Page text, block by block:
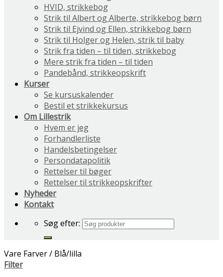
HVID, strikkebog
Strik til Albert og Alberte, strikkebog børn
Strik til Ejvind og Ellen, strikkebog børn
Strik til Holger og Helen, strik til baby
Strik fra tiden – til tiden, strikkebog
Mere strik fra tiden – til tiden
Pandebånd, strikkeopskrift
Kurser
Se kursuskalender
Bestil et strikkekursus
Om Lillestrik
Hvem er jeg
Forhandlerliste
Handelsbetingelser
Persondatapolitik
Rettelser til bøger
Rettelser til strikkeopskrifter
Nyheder
Kontakt
Søg efter:
Vare Farver/ Blå/lilla
Filter